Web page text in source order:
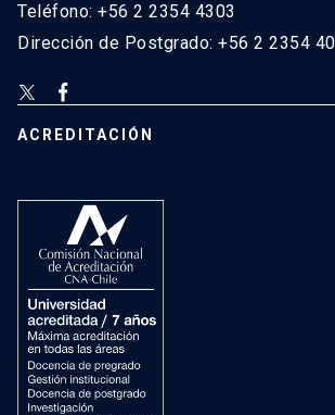
Teléfono: +56 2 2354 4303
Dirección de Postgrado: +56 2 2354
ACREDITACIÓN